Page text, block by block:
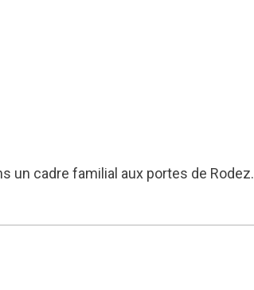
un cadre familial aux portes de Rodez.